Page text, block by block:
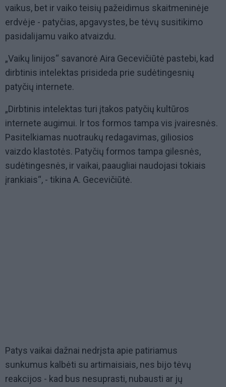
vaikus, bet ir vaiko teisių pažeidimus skaitmeninėje
erdvėje - patyčias, apgavystes, be tėvų susitikimo
pasidalijamu vaiko atvaizdu.
„Vaikų linijos“ savanorė Aira Gecevičiūtė pastebi, kad
dirbtinis intelektas prisideda prie sudėtingesnių
patyčių internete.
„Dirbtinis intelektas turi įtakos patyčių kultūros
internete augimui. Ir tos formos tampa vis įvairesnės.
Pasitelkiamas nuotraukų redagavimas, giliosios
vaizdo klastotės. Patyčių formos tampa gilesnės,
sudėtingesnės, ir vaikai, paaugliai naudojasi tokiais
įrankiais“, - tikina A. Gecevičiūtė.
Patys vaikai dažnai nedrįsta apie patiriamus
sunkumus kalbėti su artimaisiais, nes bijo tėvų
reakcijos - kad bus nesuprasti, nubausti ar jų